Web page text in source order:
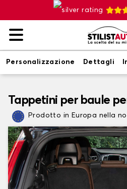
Personalizzazione Dettagli
Tappetini per baule
Prodotto in Europa nella